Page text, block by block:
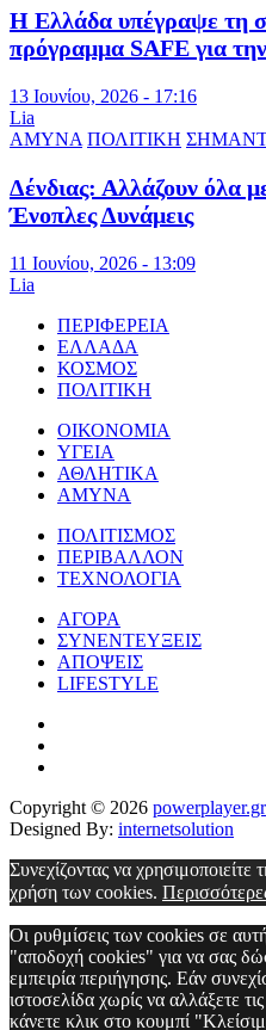
Η Ελλάδα υπέγραψε τη
πρόγραμμα SAFE για
13 Ιουνίου, 2026 - 17:16
Lia
ΑΜΥΝΑ ΠΟΛΙΤΙΚΗ
Δένδιας: Αλλάζουν όλα
Ένοπλες Δυνάμεις
11 Ιουνίου, 2026 - 13:09
Lia
ΠΕΡΙΦΕΡΕΙΑ
ΕΛΛΑΔΑ
ΚΟΣΜΟΣ
ΠΟΛΙΤΙΚΗ
ΟΙΚΟΝΟΜΙΑ
ΥΓΕΙΑ
ΑΘΛΗΤΙΚΑ
ΑΜΥΝΑ
ΠΟΛΙΤΙΣΜΟΣ
ΠΕΡΙΒΑΛΛΟΝ
ΤΕΧΝΟΛΟΓΙΑ
ΑΓΟΡΑ
ΣΥΝΕΝΤΕΥΞΕΙΣ
ΑΠΟΨΕΙΣ
LIFESTYLE
Copyright © 2026 powerplayer.gr
Designed By: internetsolution
Συνεχίζοντας να
χρήση των cookies.
Οι ρυθμίσεις των cookies σε
"αποδοχή cookies" για να σας
εμπειρία περιήγησης. Εάν
ιστοσελίδα χωρίς να αλλάξετε
κάνετε κλικ στο κουμπί